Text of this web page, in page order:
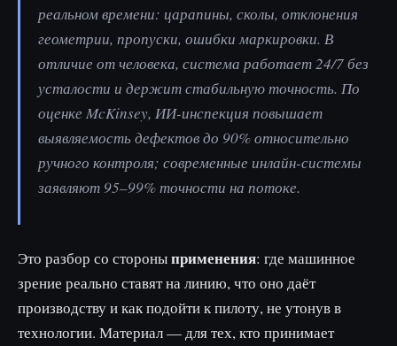
реальном времени: царапины, сколы, отклонения
геометрии, пропуски, ошибки маркировки. В
отличие от человека, система работает 24/7 без
усталости и держит стабильную точность. По
оценке McKinsey, ИИ-инспекция повышает
выявляемость дефектов до 90% относительно
ручного контроля; современные инлайн-системы
заявляют 95–99% точности на потоке.
Это разбор со стороныприменения: где машинное
зрение реально ставят на линию, что оно даёт
производству и как подойти к пилоту, не утонув в
технологии. Материал — для тех, кто принимает